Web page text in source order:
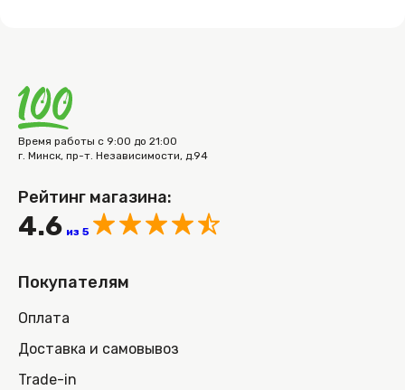
Время работы с 9:00 до 21:00
г. Минск, пр-т. Независимости, д.94
Рейтинг магазина:
4.6 из 5
Покупателям
Оплата
Доставка и самовывоз
Trade-in